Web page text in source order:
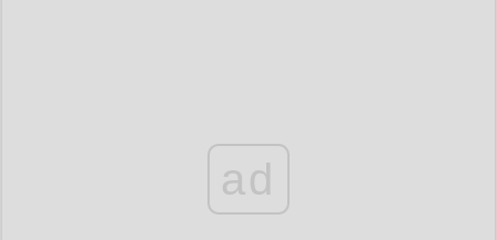
ad